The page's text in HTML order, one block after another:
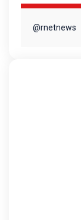
@rnetnews